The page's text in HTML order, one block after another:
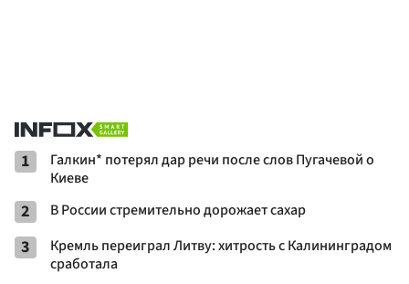
1
Галкин* потерял дар речи после слов Пугачевой о
Киеве
2 В России стремительно дорожает сахар
3
Кремль переиграл Литву: хитрость с Калининградом
сработала